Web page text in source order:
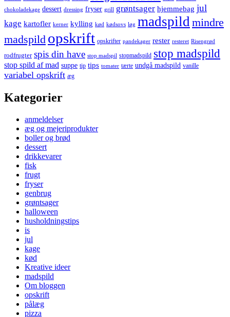
chokoladekage dessert dressing fryser grill grøntsager hjemmebag jul
kage kartofler kerner kylling kød kødsovs løg madspildmindre
madspild opskrift opskrifter pandekager rester resteret Risengrød
rodfrugter spis din have stop madspil stopmadspild stop madspild
stop spild af mad suppe tip tips tomater tærte undgå madspild vanille
variabel opskrift æg
Kategorier
anmeldelser
æg og mejeriprodukter
boller og brød
dessert
drikkevarer
fisk
frugt
fryser
genbrug
grøntsager
halloween
husholdningstips
is
jul
kage
kød
Kreative ideer
madspild
Om bloggen
opskrift
pålæg
pizza